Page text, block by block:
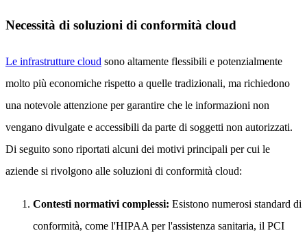
Necessità di soluzioni di conformità cloud
Le infrastrutture cloud sono altamente flessibili e potenzialmente
molto più economiche rispetto a quelle tradizionali, ma richiedono
una notevole attenzione per garantire che le informazioni non
vengano divulgate e accessibili da parte di soggetti non autorizzati.
Di seguito sono riportati alcuni dei motivi principali per cui le
aziende si rivolgono alle soluzioni di conformità cloud:
Contesti normativi complessi: Esistono numerosi standard di
conformità, come l'HIPAA per l'assistenza sanitaria, il PCI